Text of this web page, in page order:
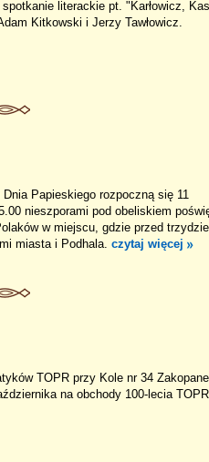
literackie pt. "Karłowicz,
Kitkowski i Jerzy Tawłowicz.
Papieskiego rozpoczną się 11
nieszporami pod obeliskiem
w miejscu, gdzie przed
miasta i Podhala. czytaj więcej
TOPR przy Kole nr 34
na obchody 100-lecia